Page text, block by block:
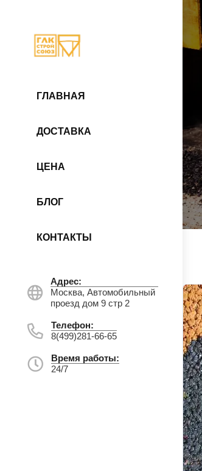
ГЛАВНАЯ
ДОСТАВКА
ЦЕНА
БЛОГ
КОНТАКТЫ
Адрес:
Москва, Автомобильный
проезд дом 9 стр 2
Телефон:
8(499)281-66-65
Время работы:
24/7